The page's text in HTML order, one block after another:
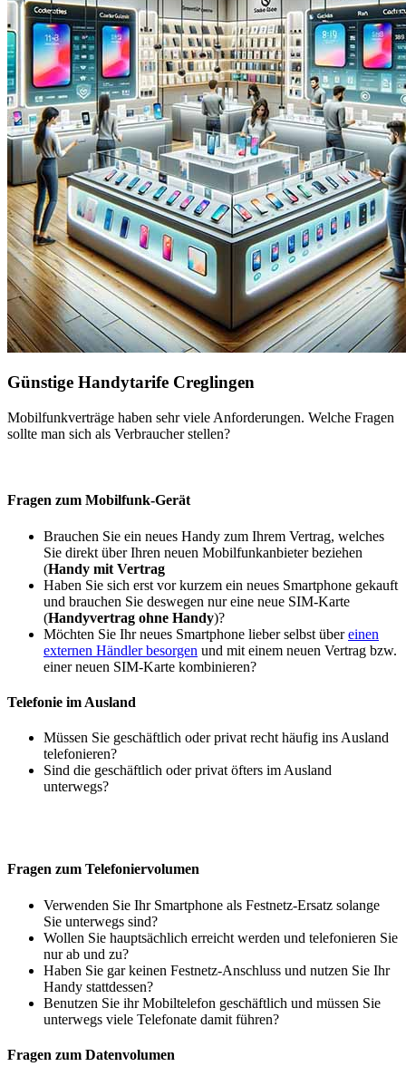
Günstige Handytarife Creglingen
Mobilfunkverträge haben sehr viele Anforderungen. Welche Fragen
sollte man sich als Verbraucher stellen?
Fragen zum Mobilfunk-Gerät
Brauchen Sie ein neues Handy zum Ihrem Vertrag, welches
Sie direkt über Ihren neuen Mobilfunkanbieter beziehen
(Handy mit Vertrag
Haben Sie sich erst vor kurzem ein neues Smartphone gekauft
und brauchen Sie deswegen nur eine neue SIM-Karte
(Handyvertrag ohne Handy)?
Möchten Sie Ihr neues Smartphone lieber selbst übereinen
externen Händler besorgen und mit einem neuen Vertrag bzw.
einer neuen SIM-Karte kombinieren?
Telefonie im Ausland
Müssen Sie geschäftlich oder privat recht häufig ins Ausland
telefonieren?
Sind die geschäftlich oder privat öfters im Ausland
unterwegs?
Fragen zum Telefoniervolumen
Verwenden Sie Ihr Smartphone als Festnetz-Ersatz solange
Sie unterwegs sind?
Wollen Sie hauptsächlich erreicht werden und telefonieren Sie
nur ab und zu?
Haben Sie gar keinen Festnetz-Anschluss und nutzen Sie Ihr
Handy stattdessen?
Benutzen Sie ihr Mobiltelefon geschäftlich und müssen Sie
unterwegs viele Telefonate damit führen?
Fragen zum Datenvolumen